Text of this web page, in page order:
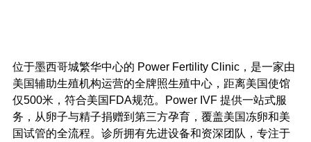
位于墨西哥城繁华中心的 Power Fertility Clinic，是一家由
美国辅助生殖机构运营的全牌照生殖中心，距离美国使馆
仅500米，符合美国FDA规范。Power IVF 提供一站式服
务，从卵子与精子捐赠到第三方孕育，覆盖美国冻卵和美
国试管的全流程。诊所拥有先进设备和资深团队，专注于